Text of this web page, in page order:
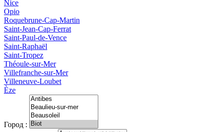
Nice
Opio
Roquebrune-Cap-Martin
Saint-Jean-Cap-Ferrat
Saint-Paul-de-Vence
Saint-Raphaël
Saint-Tropez
Théoule-sur-Mer
Villefranche-sur-Mer
Villeneuve-Loubet
Èze
Город :